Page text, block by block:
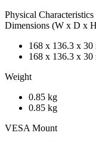
Physical Characteristics
Dimensions (W x D x
168 x 136.3 x 30
168 x 136.3 x 30
Weight
0.85 kg
0.85 kg
VESA Mount